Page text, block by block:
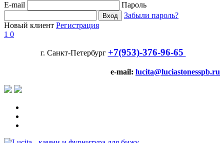
E-mail
Пароль
Забыли пароль?
Новый клиент Регистрация
1 0
г. Санкт-Петербург +7(953)-376-96-65
e-mail: lucita@luciastonesspb.ru